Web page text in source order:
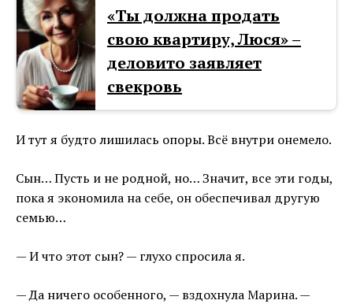
«Ты должна продать
свою квартиру, Люся» –
деловито заявляет
свекровь
И тут я будто лишилась опоры. Всё внутри онемело.
Сын… Пусть и не родной, но… Значит, все эти годы,
пока я экономила на себе, он обеспечивал другую
семью…
— И что этот сын? — глухо спросила я.
— Да ничего особенного, — вздохнула Марина. —